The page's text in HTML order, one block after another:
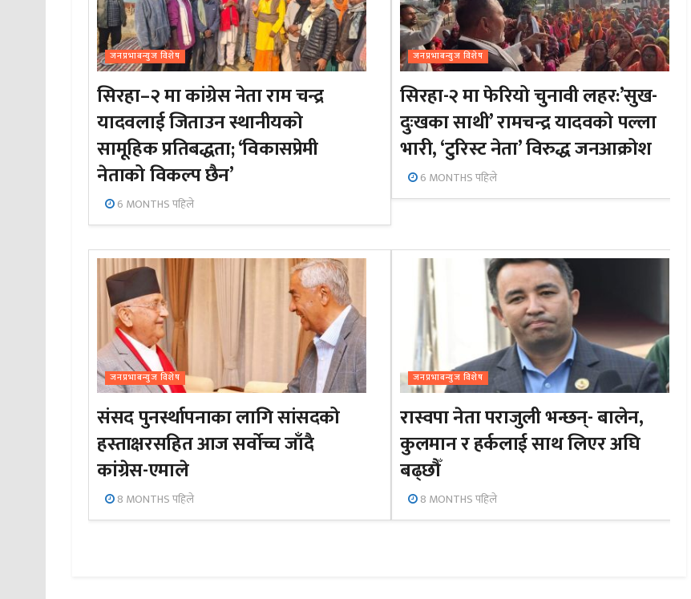
जनप्रभाबन्युज विशेष
सिरहा–२ मा कांग्रेस नेता राम चन्द्र
यादवलाई जिताउन स्थानीयको
सामूहिक प्रतिबद्धता; ‘विकासप्रेमी
नेताको विकल्प छैन’
6 MONTHS पहिले
जनप्रभाबन्युज विशेष
सिरहा-२ मा फेरियो चुनावी लहर:’सुख-
दुःखका साथी’ रामचन्द्र यादवको पल्ला
भारी, ‘टुरिस्ट नेता’ विरुद्ध जनआक्रोश
6 MONTHS पहिले
जनप्रभाबन्युज विशेष
संसद पुनर्स्थापनाका लागि सांसदको
हस्ताक्षरसहित आज सर्वोच्च जाँदै
कांग्रेस-एमाले
8 MONTHS पहिले
जनप्रभाबन्युज विशेष
रास्वपा नेता पराजुली भन्छन्- बालेन,
कुलमान र हर्कलाई साथ लिएर अघि
बढ्छौँ
8 MONTHS पहिले